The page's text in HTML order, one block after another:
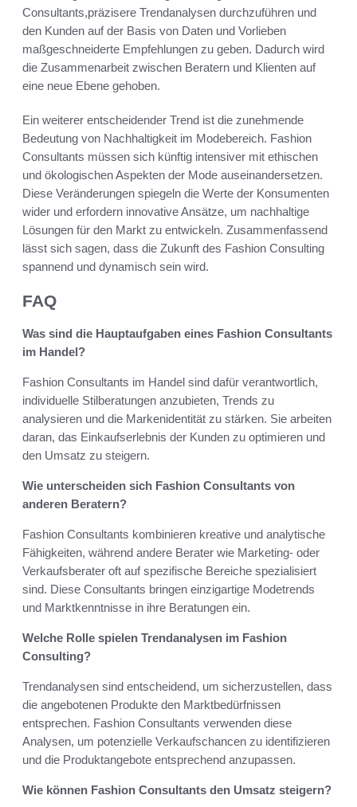
Consultants,präzisere Trendanalysen durchzuführen und
den Kunden auf der Basis von Daten und Vorlieben
maßgeschneiderte Empfehlungen zu geben. Dadurch wird
die Zusammenarbeit zwischen Beratern und Klienten auf
eine neue Ebene gehoben.
Ein weiterer entscheidender Trend ist die zunehmende
Bedeutung von Nachhaltigkeit im Modebereich. Fashion
Consultants müssen sich künftig intensiver mit ethischen
und ökologischen Aspekten der Mode auseinandersetzen.
Diese Veränderungen spiegeln die Werte der Konsumenten
wider und erfordern innovative Ansätze, um nachhaltige
Lösungen für den Markt zu entwickeln. Zusammenfassend
lässt sich sagen, dass die Zukunft des Fashion Consulting
spannend und dynamisch sein wird.
FAQ
Was sind die Hauptaufgaben eines Fashion Consultants
im Handel?
Fashion Consultants im Handel sind dafür verantwortlich,
individuelle Stilberatungen anzubieten, Trends zu
analysieren und die Markenidentität zu stärken. Sie arbeiten
daran, das Einkaufserlebnis der Kunden zu optimieren und
den Umsatz zu steigern.
Wie unterscheiden sich Fashion Consultants von
anderen Beratern?
Fashion Consultants kombinieren kreative und analytische
Fähigkeiten, während andere Berater wie Marketing- oder
Verkaufsberater oft auf spezifische Bereiche spezialisiert
sind. Diese Consultants bringen einzigartige Modetrends
und Marktkenntnisse in ihre Beratungen ein.
Welche Rolle spielen Trendanalysen im Fashion
Consulting?
Trendanalysen sind entscheidend, um sicherzustellen, dass
die angebotenen Produkte den Marktbedürfnissen
entsprechen. Fashion Consultants verwenden diese
Analysen, um potenzielle Verkaufschancen zu identifizieren
und die Produktangebote entsprechend anzupassen.
Wie können Fashion Consultants den Umsatz steigern?